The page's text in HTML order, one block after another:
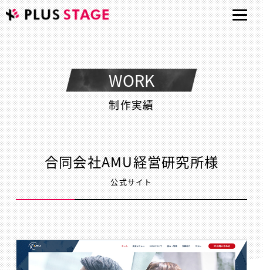
WORK
制作実績
合同会社AMU経営研究所様
公式サイト